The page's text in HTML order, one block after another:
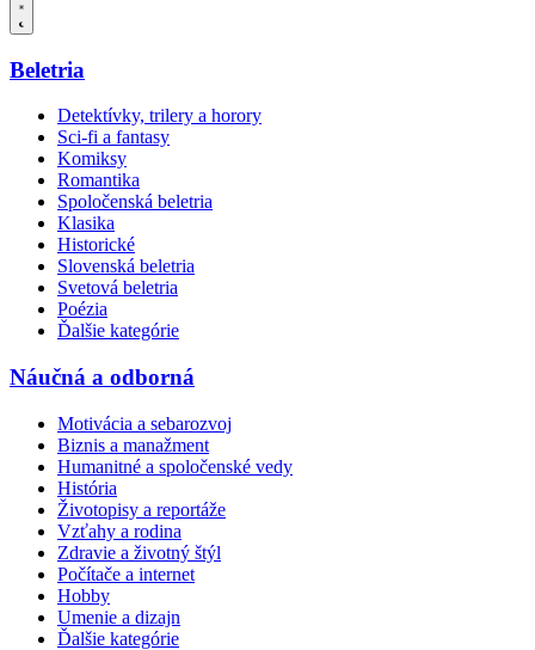
Beletria
Detektívky, trilery a horory
Sci-fi a fantasy
Komiksy
Romantika
Spoločenská beletria
Klasika
Historické
Slovenská beletria
Svetová beletria
Poézia
Ďalšie kategórie
Náučná a odborná
Motivácia a sebarozvoj
Biznis a manažment
Humanitné a spoločenské vedy
História
Životopisy a reportáže
Vzťahy a rodina
Zdravie a životný štýl
Počítače a internet
Hobby
Umenie a dizajn
Ďalšie kategórie